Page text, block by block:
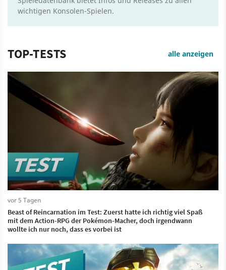
wichtigen Konsolen-Spielen.
TOP-TESTS alle anzeigen
vor 5 Tagen
Beast of Reincarnation im Test: Zuerst hatte ich richtig viel Spaß
mit dem Action-RPG der Pokémon-Macher, doch irgendwann
wollte ich nur noch, dass es vorbei ist